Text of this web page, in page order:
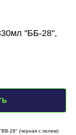
"ББ-28",
28" (черная с полем)